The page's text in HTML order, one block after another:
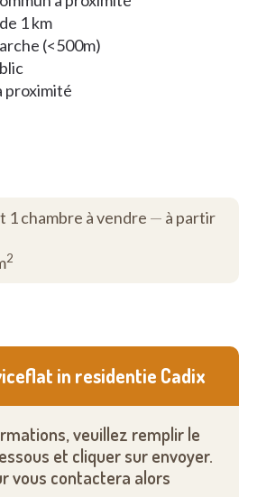
1 km
(<500m)
proximité
1 chambre à vendre — à partir
2
in residentie Cadix
veuillez remplir le
et cliquer sur envoyer.
vous contactera alors